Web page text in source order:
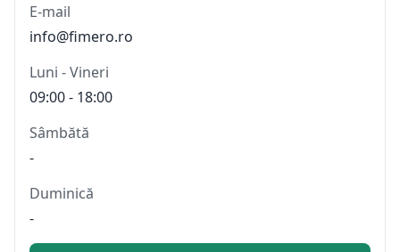
E-mail
info@fimero.ro
Luni - Vineri
09:00 - 18:00
Sâmbătă
-
Duminică
-